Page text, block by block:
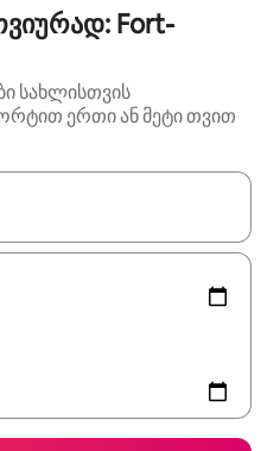
Fort-
სახლისთვის
ერთი ან მეტი თვით
გახდება, ნავიგაციისთვის